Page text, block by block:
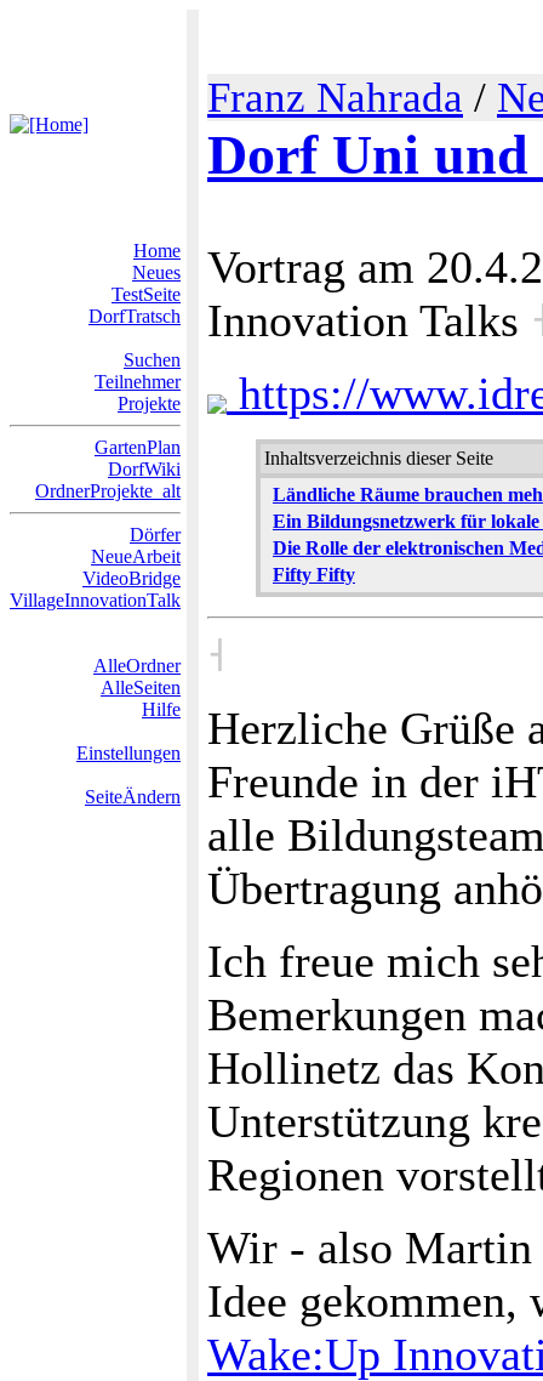
Franz Nahrada /
Dorf Uni und
Home
Neues
TestSeite
DorfTratsch
Suchen
Teilnehmer
Projekte
GartenPlan
DorfWiki
OrdnerProjekte_alt
Dörfer
NeueArbeit
VideoBridge
VillageInnovationTalk
AlleOrdner
AlleSeiten
Hilfe
Einstellungen
SeiteÄndern
Vortrag am
Innovation Talks
https://
Inhaltsverzeichnis dieser Seite
Ländliche Räume brauchen
Ein Bildungsnetzwerk für
Die Rolle der elektronischen
Fifty Fifty
˧
Herzliche Grüße
Freunde in der
alle
Übertragung
Ich freue mich
Bemerkungen
Hollinetz das
Unterstützung
Regionen
Wir - also Martin
Idee gekommen,
Wake:Up